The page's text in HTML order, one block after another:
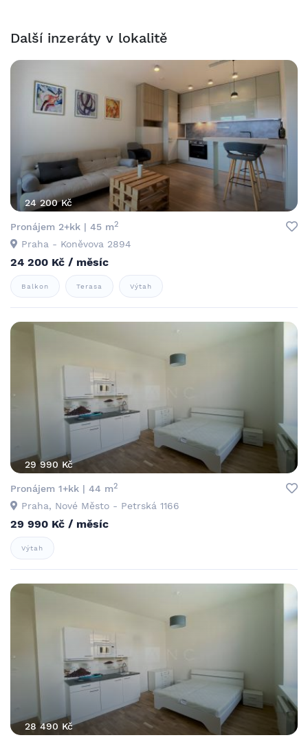
Další inzeráty v lokalitě
24 200 Kč
Pronájem 2+kk | 45 m2
Praha - Koněvova 2894
24 200 Kč / měsíc
Balkon Terasa Výtah
29 990 Kč
Pronájem 1+kk | 44 m2
Praha, Nové Město - Petrská 1166
29 990 Kč / měsíc
Výtah
28 490 Kč